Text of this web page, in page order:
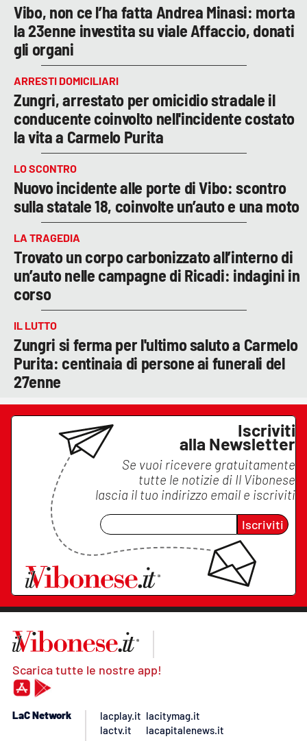
Vibo, non ce l’ha fatta Andrea Minasi: morta
la 23enne investita su viale Affaccio, donati
gli organi
ARRESTI DOMICILIARI
Zungri, arrestato per omicidio stradale il
conducente coinvolto nell'incidente costato
la vita a Carmelo Purita
LO SCONTRO
Nuovo incidente alle porte di Vibo: scontro
sulla statale 18, coinvolte un’auto e una moto
LA TRAGEDIA
Trovato un corpo carbonizzato all’interno di
un’auto nelle campagne di Ricadi: indagini in
corso
IL LUTTO
Zungri si ferma per l'ultimo saluto a Carmelo
Purita: centinaia di persone ai funerali del
27enne
Iscriviti
alla Newsletter
Se vuoi ricevere gratuitamente
tutte le notizie di Il Vibonese
lascia il tuo indirizzo email e iscriviti
Iscriviti
Scarica tutte le nostre app!
LaC Network
lacplay.it
lactv.it
lacitymag.it
lacapitalenews.it